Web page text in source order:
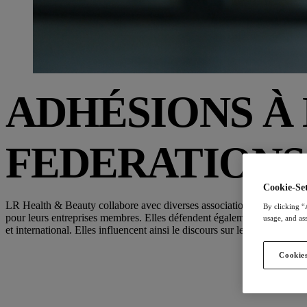
ADHÉSIONS À
FEDERATIONS
LR Health & Beauty collabore avec diverses associations de vente
pour leurs entreprises membres. Elles défendent également les
et international. Elles influencent ainsi le discours sur les sujets liés à
Cookie-
By clicking
usage, and